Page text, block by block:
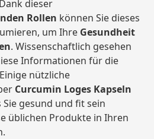
dieser
Rollen können Sie dieses
um Ihre Gesundheit
. Wissenschaftlich gesehen
Informationen für die
nützliche
Curcumin Loges Kapseln
Sie gesund und fit sein
üblichen Produkte in Ihren